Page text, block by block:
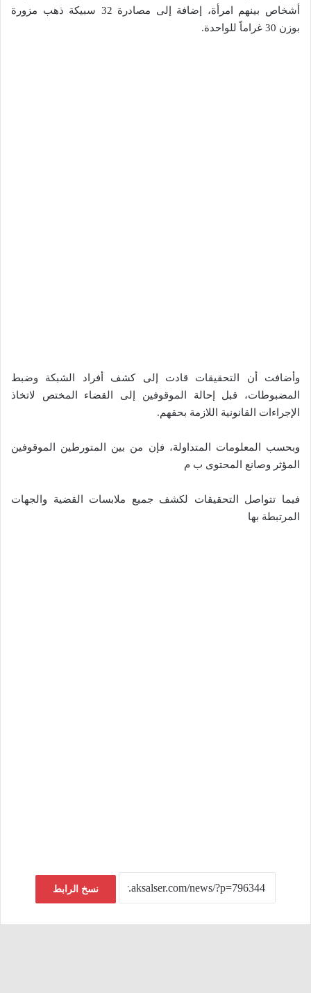
أشخاص بينهم امرأة، إضافة إلى مصادرة 32 سبيكة ذهب مزورة
بوزن 30 غراماً للواحدة.
وأضافت أن التحقيقات قادت إلى كشف أفراد الشبكة وضبط
المضبوطات، قبل إحالة الموقوفين إلى القضاء المختص لاتخاذ
الإجراءات القانونية اللازمة بحقهم.
وبحسب المعلومات المتداولة، فإن من بين المتورطين الموقوفين
المؤثر وصانع المحتوى ب م
فيما تتواصل التحقيقات لكشف جميع ملابسات القضية والجهات
المرتبطة بها
نسخ الرابط